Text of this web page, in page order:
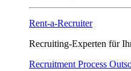
Rent-a-Recruiter
Recruiting-Experten für
Recruitment Process